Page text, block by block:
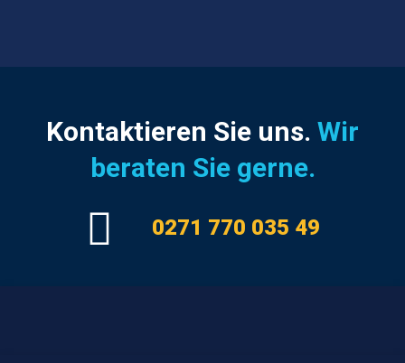
Kontaktieren Sie uns. Wir
beraten Sie gerne.
0271 770 035 49